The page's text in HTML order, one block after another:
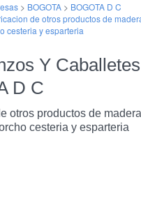
> BOGOTA > BOGOTA D C
de otros productos de
cesteria y esparteria
Y
D C
otros productos de
cesteria y esparteria